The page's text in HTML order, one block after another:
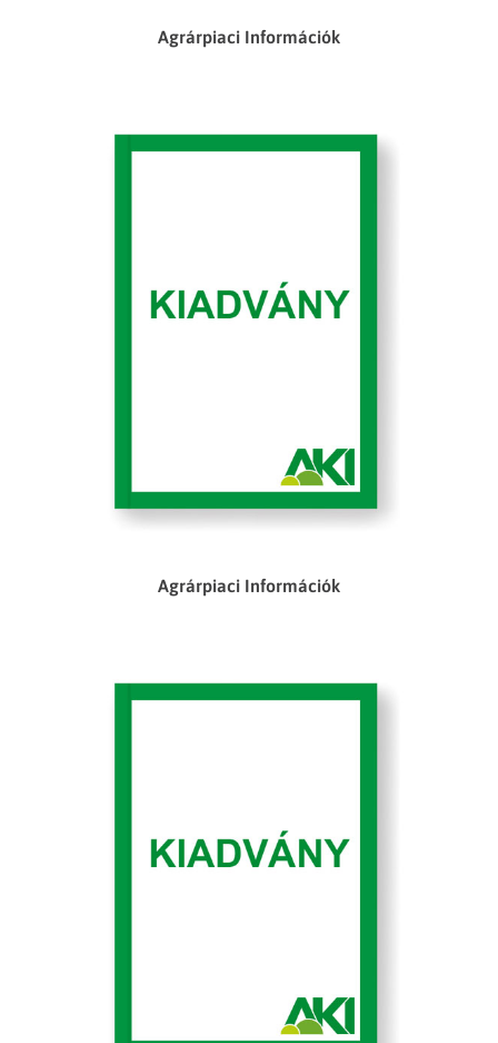
Agrárpiaci Információk
Agrárpiaci Információk